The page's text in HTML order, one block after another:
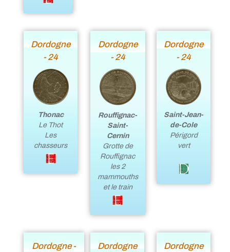
Dordogne
- 24
Thonac
Le Thot
Les
chasseurs
Dordogne
- 24
Rouffignac-
Saint-
Cernin
Grotte de
Rouffignac
les 2
mammouths
et le train
Dordogne
- 24
Saint-Jean-
de-Cole
Périgord
vert
Dordogne -
Dordogne
Dordogne